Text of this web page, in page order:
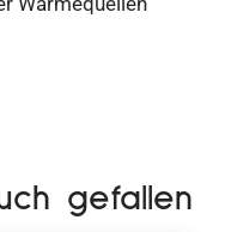
gefallen